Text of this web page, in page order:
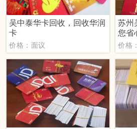
吴中泰华卡回收，回收华润
卡
价格：面议
苏州
您省
价格